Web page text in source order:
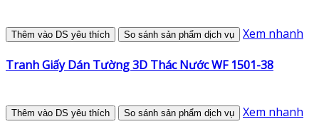
Thêm vào DS yêu thích So sánh sản phẩm dịch vụ Xem nhanh
Tranh Giấy Dán Tường 3D Thác Nước WF 1501-38
Thêm vào DS yêu thích So sánh sản phẩm dịch vụ Xem nhanh